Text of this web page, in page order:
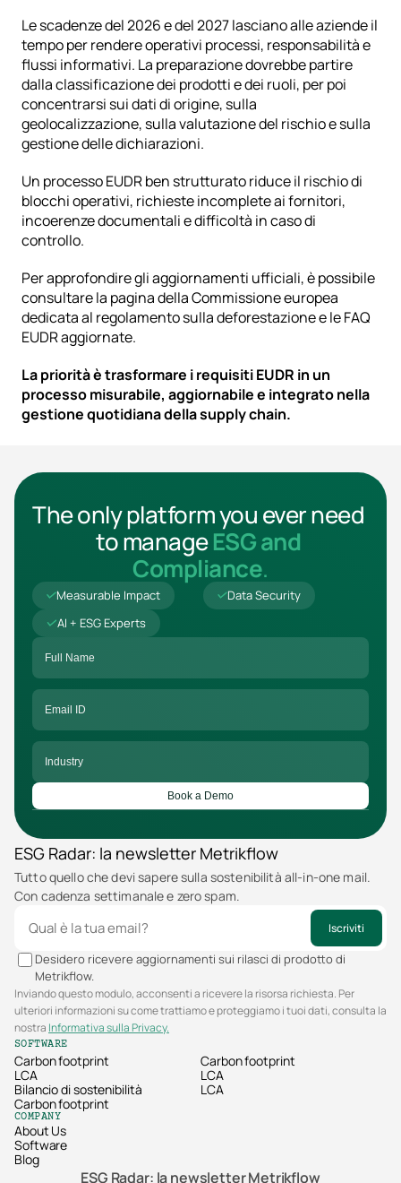
Le scadenze del 2026 e del 2027 lasciano alle aziende il
tempo per rendere operativi processi, responsabilità e
flussi informativi. La preparazione dovrebbe partire
dalla classificazione dei prodotti e dei ruoli, per poi
concentrarsi sui dati di origine, sulla
geolocalizzazione, sulla valutazione del rischio e sulla
gestione delle dichiarazioni.
Un processo EUDR ben strutturato riduce il rischio di
blocchi operativi, richieste incomplete ai fornitori,
incoerenze documentali e difficoltà in caso di
controllo.
Per approfondire gli aggiornamenti ufficiali, è possibile
consultare la pagina della Commissione europea
dedicata al regolamento sulla deforestazione e le FAQ
EUDR aggiornate.
La priorità è trasformare i requisiti EUDR in un
processo misurabile, aggiornabile e integrato nella
gestione quotidiana della supply chain.
The only platform you ever need
to manage ESG and
Compliance.
Measurable Impact
AI + ESG Experts
Data Security
Book a Demo
ESG Radar: la newsletter Metrikflow
Tutto quello che devi sapere sulla sostenibilità all-in-one mail.
Con cadenza settimanale e zero spam.
Iscriviti
Desidero ricevere aggiornamenti sui rilasci di prodotto di
Metrikflow.
Inviando questo modulo, acconsenti a ricevere la risorsa richiesta. Per
ulteriori informazioni su come trattiamo e proteggiamo i tuoi dati, consulta la
nostra Informativa sulla Privacy.
SOFTWARE
Carbon footprint
LCA
Bilancio di sostenibilità
Carbon footprint
Carbon footprint
LCA
LCA
COMPANY
About Us
Software
Blog
ESG Radar: la newsletter Metrikflow